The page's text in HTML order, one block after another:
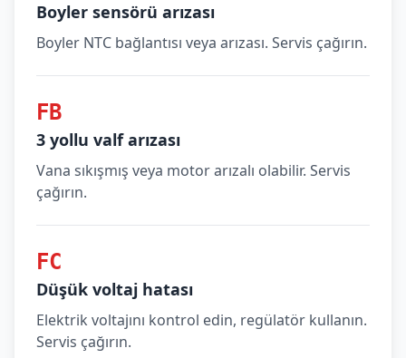
Boyler sensörü arızası
Boyler NTC bağlantısı veya arızası. Servis çağırın.
FB
3 yollu valf arızası
Vana sıkışmış veya motor arızalı olabilir. Servis
çağırın.
FC
Düşük voltaj hatası
Elektrik voltajını kontrol edin, regülatör kullanın.
Servis çağırın.